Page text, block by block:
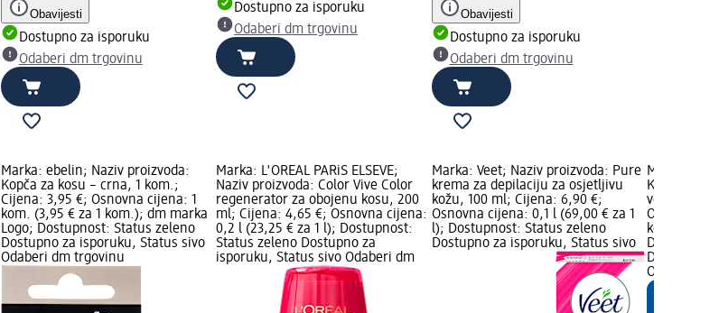
Obavijesti
Dostupno za isporuku
Odaberi dm trgovinu
Dostupno za isporuku
Odaberi dm trgovinu
Obavijesti
Dostupno za isporuku
Odaberi dm trgovinu
Marka: ebelin; Naziv proizvoda:
Kopča za kosu – crna, 1 kom.;
Cijena: 3,95 €; Osnovna cijena: 1
kom. (3,95 € za 1 kom.); dm marka
Logo; Dostupnost: Status zeleno
Dostupno za isporuku, Status sivo
Odaberi dm trgovinu
Marka: L'ORÉAL PARiS ELSEVE;
Naziv proizvoda: Color Vive Color
regenerator za obojenu kosu, 200
ml; Cijena: 4,65 €; Osnovna cijena:
0,2 l (23,25 € za 1 l); Dostupnost:
Status zeleno Dostupno za
isporuku, Status sivo Odaberi dm
Marka: Veet; Naziv proizvoda: Pure
krema za depilaciju za osjetljivu
kožu, 100 ml; Cijena: 6,90 €;
Osnovna cijena: 0,1 l (69,00 € za 1
l); Dostupnost: Status zeleno
Dostupno za isporuku, Status sivo
Marka:
Kopča za
veličine, 1
Osnovna
kom.); dm
Dostupno
Odaberi